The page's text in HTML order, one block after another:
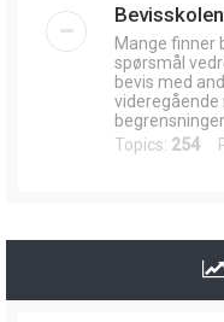
Bevisskolen
Mange finner
spørsmål
bevis med
videregående
Topics: 254